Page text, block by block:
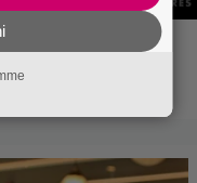
jälleen – Now
levyltä julki